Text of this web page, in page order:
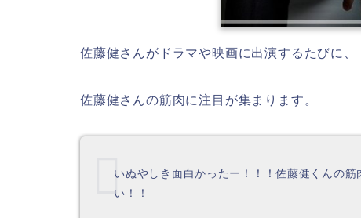
佐藤健さんがドラマや映画に出演するたびに、
佐藤健さんの筋肉に注目が集まります。
いぬやしき面白かったー！！！佐藤健くんの
い！！